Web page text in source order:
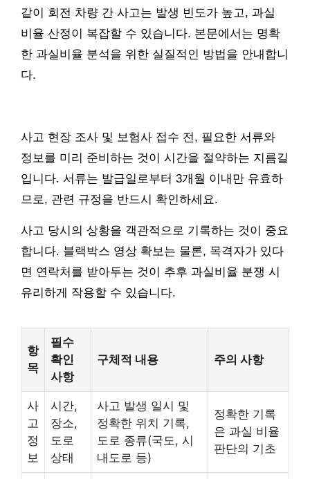
같이 회전 차량 간 사고는 발생 빈도가 높고, 과실
비율 산정이 복잡할 수 있습니다. 본문에서는 명확
한 과실비율 분석을 위한 실질적인 방법을 안내합니
다.
사고 현장 조사 및 보험사 접수 전, 필요한 서류와
정보를 미리 준비하는 것이 시간을 절약하는 지름길
입니다. 서류는 발급일로부터 3개월 이내만 유효하
므로, 관련 규정을 반드시 확인하세요.
사고 당시의 상황을 객관적으로 기록하는 것이 중요
합니다. 블랙박스 영상 확보는 물론, 목격자가 있다
면 연락처를 받아두는 것이 추후 과실비율 분쟁 시
유리하게 작용할 수 있습니다.
항
목
필수
확인
사항
구체적 내용 주의 사항
사
고
정
보
시간,
장소,
도로
상태
사고 발생 일시 및
정확한 위치 기록,
도로 종류(국도, 시
내도로 등)
정확한 기록
은 과실 비율
판단의 기초